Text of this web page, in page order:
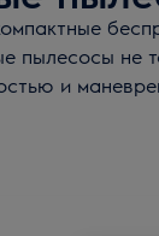
пылесосы не
и